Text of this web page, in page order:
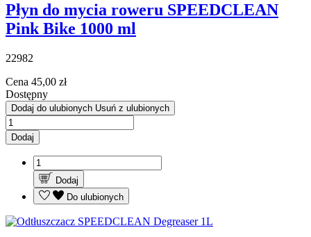
Płyn do mycia roweru SPEEDCLEAN
Pink Bike 1000 ml
22982
Cena 45,00 zł
Dostępny
Dodaj do ulubionych Usuń z ulubionych
Dodaj
Dodaj
Do ulubionych